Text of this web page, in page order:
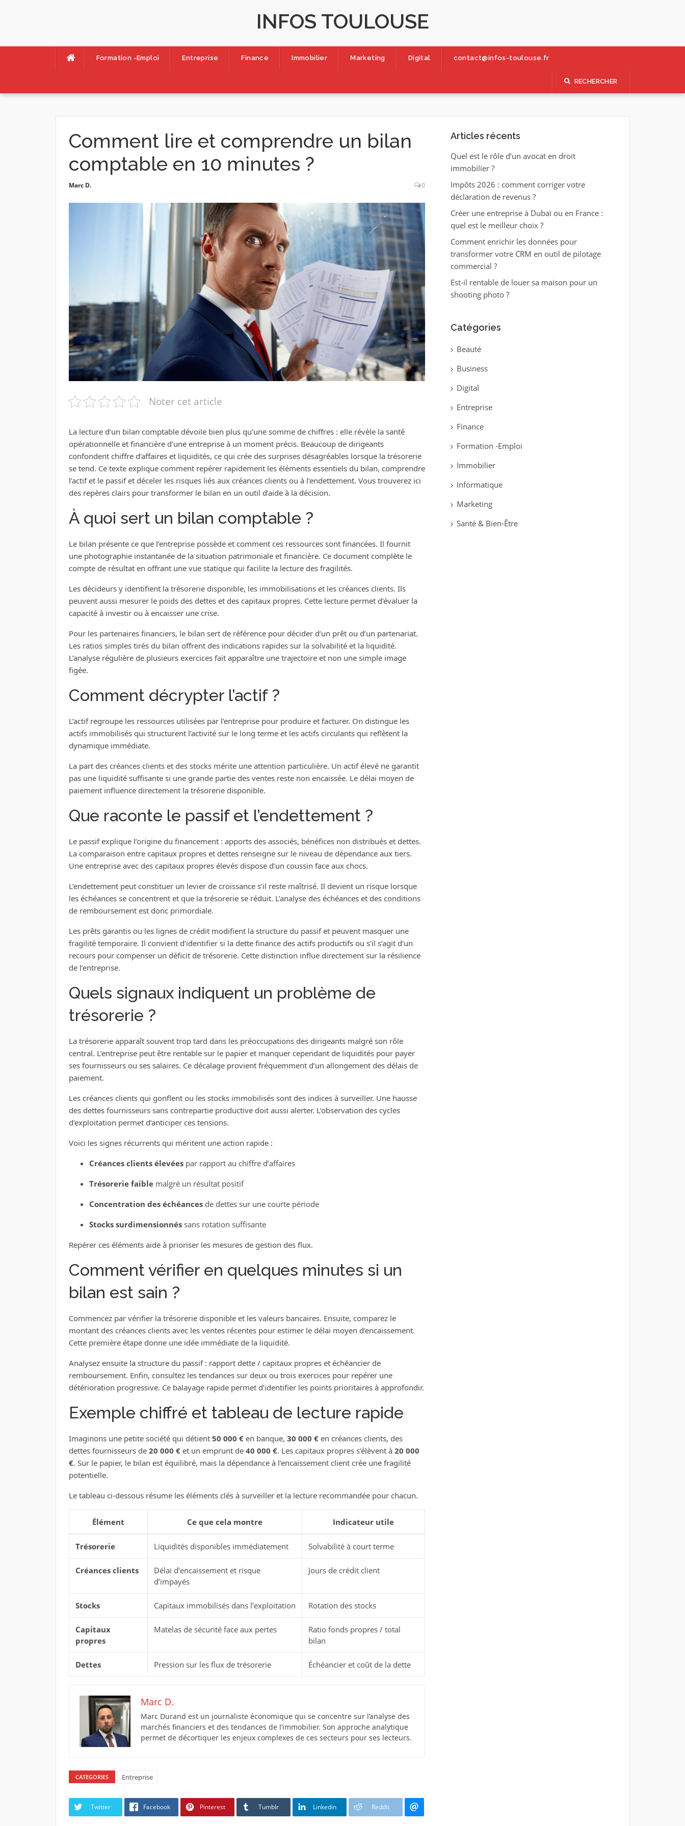
INFOS TOULOUSE
Formation -Emploi Entreprise Finance Immobilier Marketing Digital contact@infos-toulouse.fr
RECHERCHER
Comment lire et comprendre un bilan
comptable en 10 minutes ?
Marc D. 0
Noter cet article
La lecture d’un bilan comptable dévoile bien plus qu’une somme de chiffres : elle révèle la santé
opérationnelle et financière d’une entreprise à un moment précis. Beaucoup de dirigeants
confondent chiffre d’affaires et liquidités, ce qui crée des surprises désagréables lorsque la trésorerie
se tend. Ce texte explique comment repérer rapidement les éléments essentiels du bilan, comprendre
l’actif et le passif et déceler les risques liés aux créances clients ou à l’endettement. Vous trouverez ici
des repères clairs pour transformer le bilan en un outil d’aide à la décision.
À quoi sert un bilan comptable ?
Le bilan présente ce que l’entreprise possède et comment ces ressources sont financées. Il fournit
une photographie instantanée de la situation patrimoniale et financière. Ce document complète le
compte de résultat en offrant une vue statique qui facilite la lecture des fragilités.
Les décideurs y identifient la trésorerie disponible, les immobilisations et les créances clients. Ils
peuvent aussi mesurer le poids des dettes et des capitaux propres. Cette lecture permet d’évaluer la
capacité à investir ou à encaisser une crise.
Pour les partenaires financiers, le bilan sert de référence pour décider d’un prêt ou d’un partenariat.
Les ratios simples tirés du bilan offrent des indications rapides sur la solvabilité et la liquidité.
L’analyse régulière de plusieurs exercices fait apparaître une trajectoire et non une simple image
figée.
Comment décrypter l’actif ?
L’actif regroupe les ressources utilisées par l’entreprise pour produire et facturer. On distingue les
actifs immobilisés qui structurent l’activité sur le long terme et les actifs circulants qui reflètent la
dynamique immédiate.
La part des créances clients et des stocks mérite une attention particulière. Un actif élevé ne garantit
pas une liquidité suffisante si une grande partie des ventes reste non encaissée. Le délai moyen de
paiement influence directement la trésorerie disponible.
Que raconte le passif et l’endettement ?
Le passif explique l’origine du financement : apports des associés, bénéfices non distribués et dettes.
La comparaison entre capitaux propres et dettes renseigne sur le niveau de dépendance aux tiers.
Une entreprise avec des capitaux propres élevés dispose d’un coussin face aux chocs.
L’endettement peut constituer un levier de croissance s’il reste maîtrisé. Il devient un risque lorsque
les échéances se concentrent et que la trésorerie se réduit. L’analyse des échéances et des conditions
de remboursement est donc primordiale.
Les prêts garantis ou les lignes de crédit modifient la structure du passif et peuvent masquer une
fragilité temporaire. Il convient d’identifier si la dette finance des actifs productifs ou s’il s’agit d’un
recours pour compenser un déficit de trésorerie. Cette distinction influe directement sur la résilience
de l’entreprise.
Quels signaux indiquent un problème de
trésorerie ?
La trésorerie apparaît souvent trop tard dans les préoccupations des dirigeants malgré son rôle
central. L’entreprise peut être rentable sur le papier et manquer cependant de liquidités pour payer
ses fournisseurs ou ses salaires. Ce décalage provient fréquemment d’un allongement des délais de
paiement.
Les créances clients qui gonflent ou les stocks immobilisés sont des indices à surveiller. Une hausse
des dettes fournisseurs sans contrepartie productive doit aussi alerter. L’observation des cycles
d’exploitation permet d’anticiper ces tensions.
Voici les signes récurrents qui méritent une action rapide :
Créances clients élevéespar rapport au chiffre d’affaires
Trésorerie faiblemalgré un résultat positif
Concentration des échéancesde dettes sur une courte période
Stocks surdimensionnéssans rotation suffisante
Repérer ces éléments aide à prioriser les mesures de gestion des flux.
Comment vérifier en quelques minutes si un
bilan est sain ?
Commencez par vérifier la trésorerie disponible et les valeurs bancaires. Ensuite, comparez le
montant des créances clients avec les ventes récentes pour estimer le délai moyen d’encaissement.
Cette première étape donne une idée immédiate de la liquidité.
Analysez ensuite la structure du passif : rapport dette / capitaux propres et échéancier de
remboursement. Enfin, consultez les tendances sur deux ou trois exercices pour repérer une
détérioration progressive. Ce balayage rapide permet d’identifier les points prioritaires à approfondir.
Exemple chiffré et tableau de lecture rapide
Imaginons une petite société qui détient 50 000 €en banque, 30 000 €en créances clients, des
dettes fournisseurs de 20 000 €et un emprunt de 40 000 €. Les capitaux propres s’élèvent à 20 000
€. Sur le papier, le bilan est équilibré, mais la dépendance à l’encaissement client crée une fragilité
potentielle.
Le tableau ci-dessous résume les éléments clés à surveiller et la lecture recommandée pour chacun.
Élément Ce que cela montre Indicateur utile
Trésorerie Liquidités disponibles immédiatement Solvabilité à court terme
Créances clients
Délai d’encaissement et risque
d’impayés
Jours de crédit client
Stocks Capitaux immobilisés dans l’exploitation Rotation des stocks
Capitaux
propres
Matelas de sécurité face aux pertes
Ratio fonds propres / total
bilan
Dettes Pression sur les flux de trésorerie Échéancier et coût de la dette
Marc D.
Marc Durand est un journaliste économique qui se concentre sur l’analyse des
marchés financiers et des tendances de l’immobilier. Son approche analytique
permet de décortiquer les enjeux complexes de ces secteurs pour ses lecteurs.
CATEGORIES Entreprise
Twitter Facebook Pinterest Tumblr Linkedin Reddit
Articles récents
Quel est le rôle d’un avocat en droit
immobilier ?
Impôts 2026 : comment corriger votre
déclaration de revenus ?
Créer une entreprise à Dubaï ou en France :
quel est le meilleur choix ?
Comment enrichir les données pour
transformer votre CRM en outil de pilotage
commercial ?
Est-il rentable de louer sa maison pour un
shooting photo ?
Catégories
Beauté
Business
Digital
Entreprise
Finance
Formation -Emploi
Immobilier
Informatique
Marketing
Santé & Bien-Être